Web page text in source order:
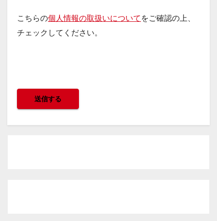
こちらの個人情報の取扱いについて をご確認の上、
チェックしてください。